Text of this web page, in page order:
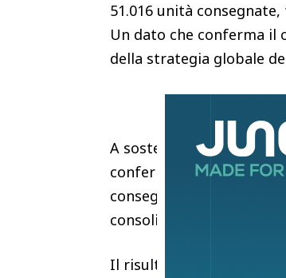
51.016 unità
Un dato che conferma il
della strategia globale
A sostenere il risultato
confermata la più
consegne e dalla
consolidamento
Il risultato di maggio